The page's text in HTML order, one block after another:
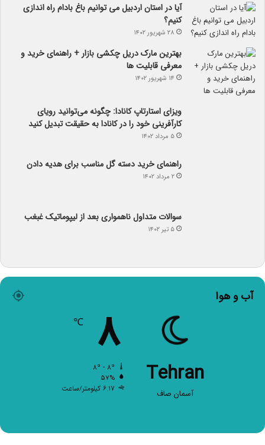
آیا در استان اردبیل می توانیم باغ بادام راه اندازی
کنیم؟
۲۸ شهریور ۱۴۰۲
بهترین مارک دریل چکشی بازار + راهنمای خرید و
معرفی قابلیت ها
۱۴ شهریور ۱۴۰۲
ویزای استارتاپ کانادا: چگونه می‌توانید رویای
کارآفرینی خود را در کانادا به حقیقت تبدیل کنید
۵ مرداد ۱۴۰۲
Tehran
۸
۸º - ۸º
۵۷%